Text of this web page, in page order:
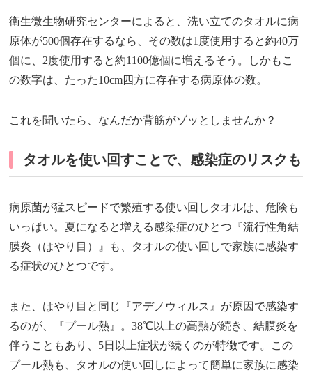
衛生微生物研究センターによると、洗い立てのタオルに病
原体が500個存在するなら、その数は1度使用すると約40万
個に、2度使用すると約1100億個に増えるそう。しかもこ
の数字は、たった10cm四方に存在する病原体の数。
これを聞いたら、なんだか背筋がゾッとしませんか？
タオルを使い回すことで、感染症のリスクも
病原菌が猛スピードで繁殖する使い回しタオルは、危険も
いっぱい。夏になると増える感染症のひとつ『流行性角結
膜炎（はやり目）』も、タオルの使い回しで家族に感染す
る症状のひとつです。
また、はやり目と同じ『アデノウィルス』が原因で感染す
るのが、『プール熱』。38℃以上の高熱が続き、結膜炎を
伴うこともあり、5日以上症状が続くのが特徴です。この
プール熱も、タオルの使い回しによって簡単に家族に感染